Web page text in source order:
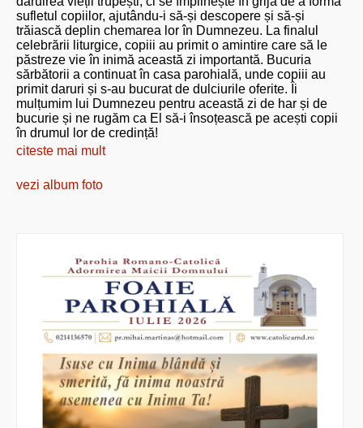
sufletul copiilor, ajutându-i să-și descopere și să-și
trăiască deplin chemarea lor în Dumnezeu. La finalul
celebrării liturgice, copiii au primit o amintire care să le
păstreze vie în inimă această zi importantă. Bucuria
sărbătorii a continuat în casa parohială, unde copiii au
primit daruri și s-au bucurat de dulciurile oferite. Îi
mulțumim lui Dumnezeu pentru această zi de har și de
bucurie și ne rugăm ca El să-i însoțească pe acești copii
în drumul lor de credință!
citeste mai mult
vezi album foto